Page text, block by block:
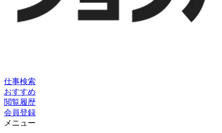
仕事検索
おすすめ
閲覧履歴
会員登録
メニュー